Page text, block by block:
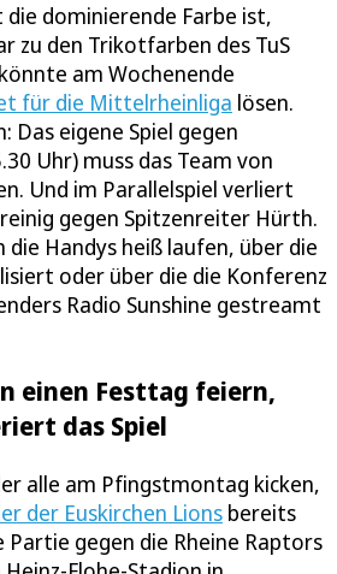
dominierende Farbe ist,
zu den Trikotfarben des TuS
am Wochenende
für die Mittelrheinliga lösen.
Das eigene Spiel gegen
Uhr) muss das Team von
Und im Parallelspiel verliert
gegen Spitzenreiter Hürth.
die Handys heiß laufen, über die
oder über die die Konferenz
Radio Sunshine gestreamt
einen Festtag feiern,
das Spiel
alle am Pfingstmontag kicken,
der Euskirchen Lions bereits
Partie gegen die Rheine Raptors